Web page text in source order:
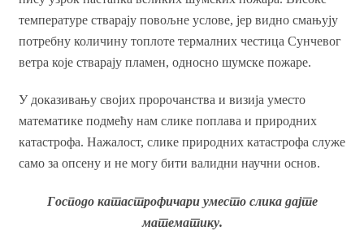
температуре стварају повољне услове, јер видно смањују
потребну количину топлоте термалних честица Сунчевог
ветра које стварају пламен, односно шумске пожаре.
У доказивању својих пророчанства и визија уместо
математике подмећу нам слике поплава и природних
катастрофа. Нажалост, слике природних катастрофа служе
само за опсену и не могу бити валидни научни основ.
Господо катастрофичари уместо слика дајте
математику.